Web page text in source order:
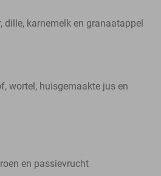
dille, karnemelk en granaatappel
wortel, huisgemaakte jus en
en passievrucht